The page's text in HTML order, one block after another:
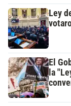
Ley
El
la